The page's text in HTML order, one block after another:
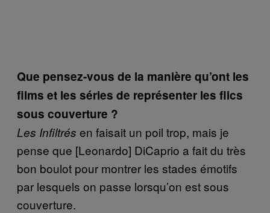
Que pensez-vous de la manière qu’ont les
films et les séries de représenter les flics
sous couverture ?
Les Infiltrés en faisait un poil trop, mais je
pense que [Leonardo] DiCaprio a fait du très
bon boulot pour montrer les stades émotifs
par lesquels on passe lorsqu’on est sous
couverture.